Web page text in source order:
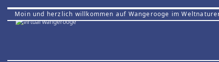
Moin und herzlich willkommen auf Wangerooge im